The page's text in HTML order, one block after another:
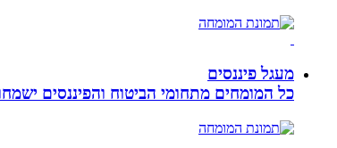
מעגל פיננסים
כל המומחים מתחומי הביטוח והפיננסים